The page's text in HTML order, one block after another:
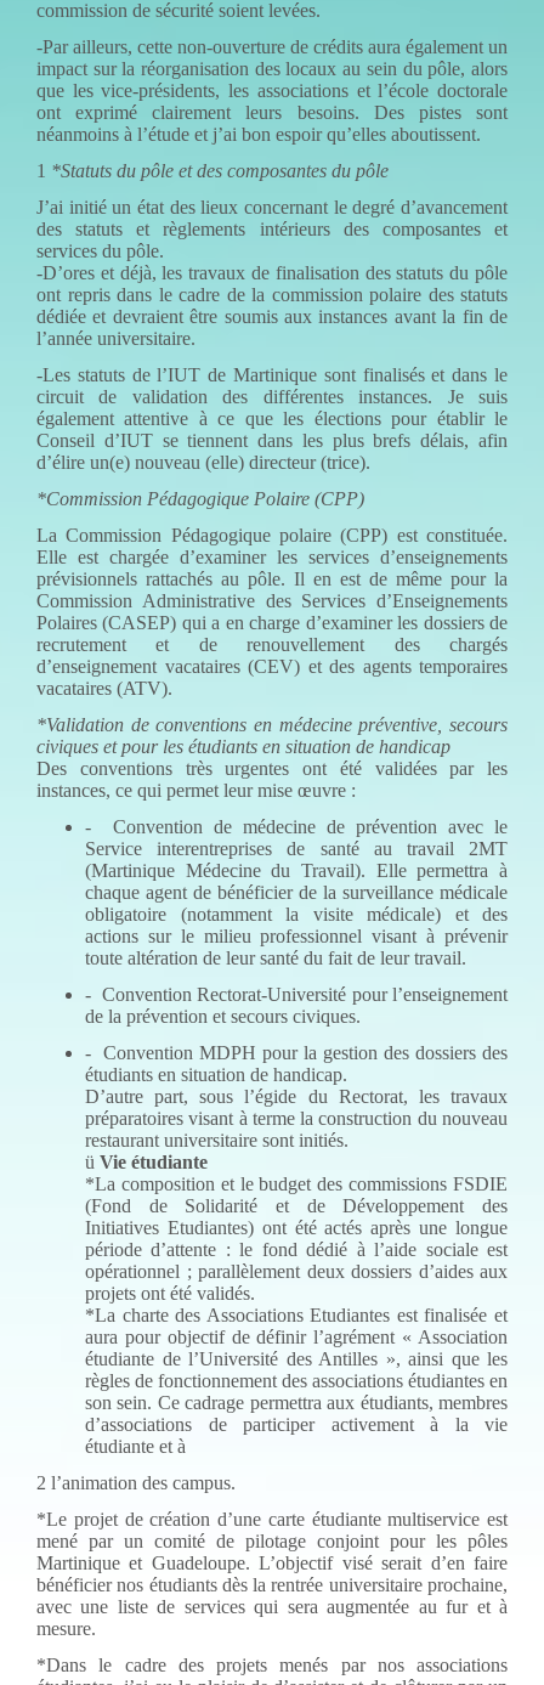
commission de sécurité soient levées.
-Par ailleurs, cette non-ouverture de crédits aura également un
impact sur la réorganisation des locaux au sein du pôle, alors
que les vice-présidents, les associations et l’école doctorale
ont exprimé clairement leurs besoins. Des pistes sont
néanmoins à l’étude et j’ai bon espoir qu’elles aboutissent.
1 *Statuts du pôle et des composantes du pôle
J’ai initié un état des lieux concernant le degré d’avancement
des statuts et règlements intérieurs des composantes et
services du pôle.
-D’ores et déjà, les travaux de finalisation des statuts du pôle
ont repris dans le cadre de la commission polaire des statuts
dédiée et devraient être soumis aux instances avant la fin de
l’année universitaire.
-Les statuts de l’IUT de Martinique sont finalisés et dans le
circuit de validation des différentes instances. Je suis
également attentive à ce que les élections pour établir le
Conseil d’IUT se tiennent dans les plus brefs délais, afin
d’élire un(e) nouveau (elle) directeur (trice).
*Commission Pédagogique Polaire (CPP)
La Commission Pédagogique polaire (CPP) est constituée.
Elle est chargée d’examiner les services d’enseignements
prévisionnels rattachés au pôle. Il en est de même pour la
Commission Administrative des Services d’Enseignements
Polaires (CASEP) qui a en charge d’examiner les dossiers de
recrutement et de renouvellement des chargés
d’enseignement vacataires (CEV) et des agents temporaires
vacataires (ATV).
*Validation de conventions en médecine préventive, secours
civiques et pour les étudiants en situation de handicap
Des conventions très urgentes ont été validées par les
instances, ce qui permet leur mise œuvre :
- Convention de médecine de prévention avec le
Service interentreprises de santé au travail 2MT
(Martinique Médecine du Travail). Elle permettra à
chaque agent de bénéficier de la surveillance médicale
obligatoire (notamment la visite médicale) et des
actions sur le milieu professionnel visant à prévenir
toute altération de leur santé du fait de leur travail.
- Convention Rectorat-Université pour l’enseignement
de la prévention et secours civiques.
- Convention MDPH pour la gestion des dossiers des
étudiants en situation de handicap.
D’autre part, sous l’égide du Rectorat, les travaux
préparatoires visant à terme la construction du nouveau
restaurant universitaire sont initiés.
ü Vie étudiante
*La composition et le budget des commissions FSDIE
(Fond de Solidarité et de Développement des
Initiatives Etudiantes) ont été actés après une longue
période d’attente : le fond dédié à l’aide sociale est
opérationnel ; parallèlement deux dossiers d’aides aux
projets ont été validés.
*La charte des Associations Etudiantes est finalisée et
aura pour objectif de définir l’agrément « Association
étudiante de l’Université des Antilles », ainsi que les
règles de fonctionnement des associations étudiantes en
son sein. Ce cadrage permettra aux étudiants, membres
d’associations de participer activement à la vie
étudiante et à
2 l’animation des campus.
*Le projet de création d’une carte étudiante multiservice est
mené par un comité de pilotage conjoint pour les pôles
Martinique et Guadeloupe. L’objectif visé serait d’en faire
bénéficier nos étudiants dès la rentrée universitaire prochaine,
avec une liste de services qui sera augmentée au fur et à
mesure.
*Dans le cadre des projets menés par nos associations